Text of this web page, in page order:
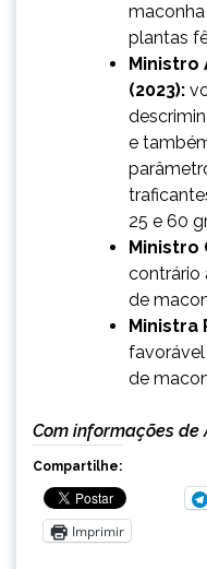
plantas
Ministro
(2023):
e
25 e 60
Ministro
contrário
de
Ministra
de
Com informações de
Compartilhe:
Imprimir